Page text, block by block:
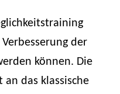
der
können. Die
das klassische